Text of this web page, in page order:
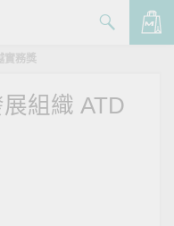
實務獎
組織 ATD